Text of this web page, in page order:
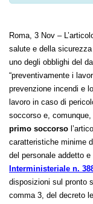
Roma, 3 Nov –
salute e della
uno degli obblighi del
“preventivamente i
prevenzione incendi e
lavoro in caso di
soccorso e, comunque,
primo soccorso
caratteristiche minime
del personale addetto
Interministeriale n.
disposizioni sul pronto
comma 3, del decreto